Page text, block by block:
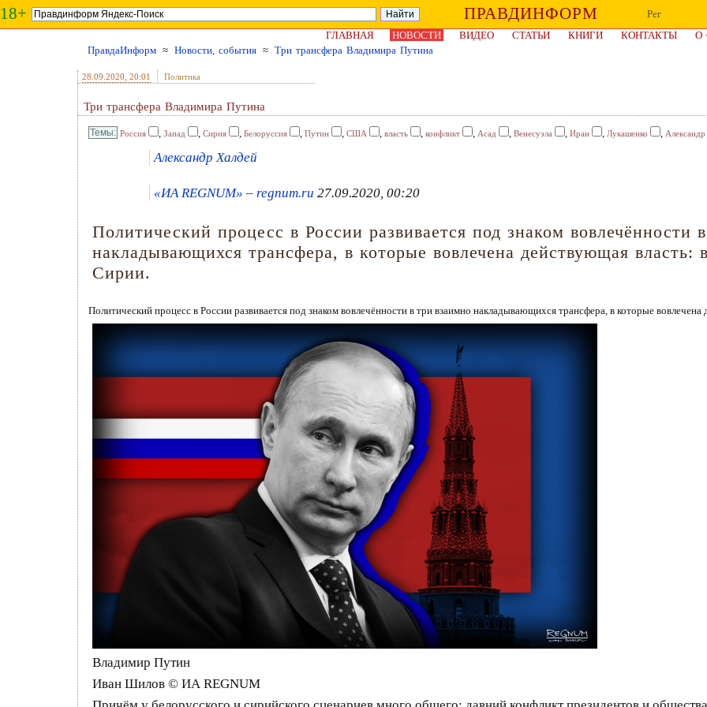
18+ ПРАВДИНФОРМ
Рег
ГЛАВНАЯ
НОВОСТИ ВИДЕО СТАТЬИ КНИГИ КОНТАКТЫ
О
ПравдаИнформ ≈ Новости, события ≈ Три трансфера Владимира Путина
28.09.2020 , 20:01 Политика
Три трансфера Владимира Путина
Россия , Запад , Сирия , Белоруссия , Путин , США , власть , конфликт , Асад , Венесуэла , Иран , Лукашенко ,
Александр Халдей
«ИА REGNUM» – regnum.ru 27.09.2020, 00:20
Политический процесс в России развивается под знаком вовлечённости
накладывающихся трансфера, в которые вовлечена действующая власть:
Сирии.
Политический процесс в России развивается под знаком вовлечённости в три взаимно накладывающихся трансфера, в которые
Владимир Путин
Иван Шилов © ИА REGNUM